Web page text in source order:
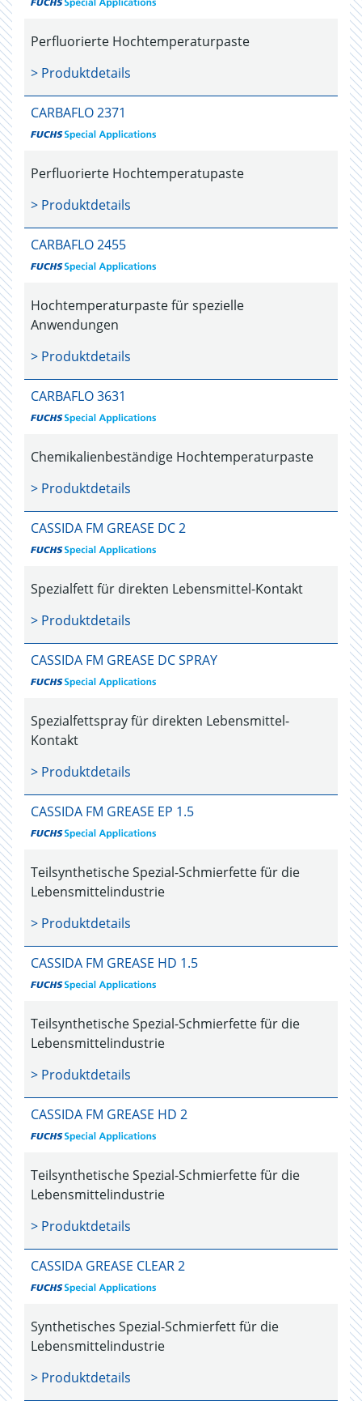
Perfluorierte Hochtemperaturpaste
> Produktdetails
CARBAFLO 2371
Perfluorierte Hochtemperatupaste
> Produktdetails
CARBAFLO 2455
Hochtemperaturpaste für spezielle
Anwendungen
> Produktdetails
CARBAFLO 3631
Chemikalienbeständige Hochtemperaturpaste
> Produktdetails
CASSIDA FM GREASE DC 2
Spezialfett für direkten Lebensmittel-Kontakt
> Produktdetails
CASSIDA FM GREASE DC SPRAY
Spezialfettspray für direkten Lebensmittel-
Kontakt
> Produktdetails
CASSIDA FM GREASE EP 1.5
Teilsynthetische Spezial-Schmierfette für die
Lebensmittelindustrie
> Produktdetails
CASSIDA FM GREASE HD 1.5
Teilsynthetische Spezial-Schmierfette für die
Lebensmittelindustrie
> Produktdetails
CASSIDA FM GREASE HD 2
Teilsynthetische Spezial-Schmierfette für die
Lebensmittelindustrie
> Produktdetails
CASSIDA GREASE CLEAR 2
Synthetisches Spezial-Schmierfett für die
Lebensmittelindustrie
> Produktdetails